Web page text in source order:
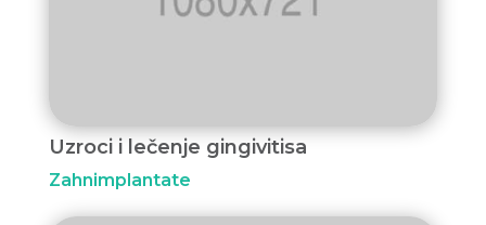
Uzroci i lečenje gingivitisa
Zahnimplantate